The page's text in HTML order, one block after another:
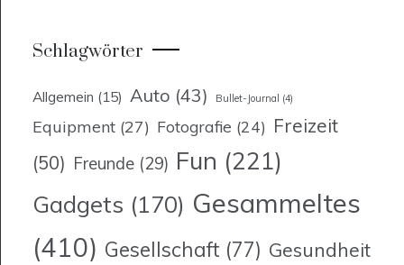
Schlagwörter
Allgemein (15) Auto (43) Bullet-Journal (4)
Equipment (27) Fotografie (24) Freizeit
(50) Freunde (29) Fun (221)
Gadgets (170) Gesammeltes
(410) Gesellschaft (77) Gesundheit